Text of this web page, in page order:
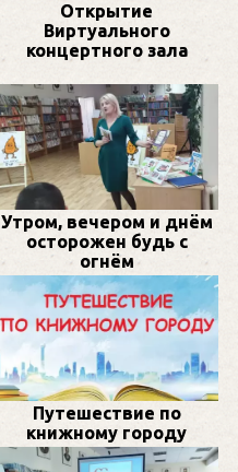
Открытие
Виртуального
концертного зала
Утром, вечером и днём
осторожен будь с
огнём
Путешествие по
книжному городу